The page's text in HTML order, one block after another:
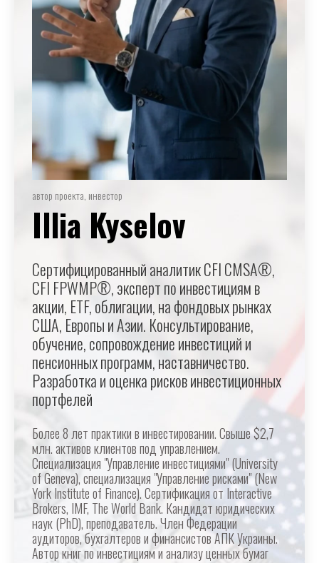
автор проекта, инвестор
Illia Kyselov
Сертифицированный аналитик CFI CMSA®,
CFI FPWMP®, эксперт по инвестициям в
акции, ETF, облигации, на фондовых рынках
США, Европы и Азии. Консультирование,
обучение, сопровождение инвестиций и
пенсионных программ, наставничество.
Разработка и оценка рисков инвестиционных
портфелей
Более 8 лет практики в инвестировании. Свыше $2,7
млн. активов клиентов под управлением.
Специализация "Управление инвестициями" (University
of Geneva), специализация "Управление рисками" (New
York Institute of Finance). Сертификация от Interactive
Brokers, IMF, The World Bank. Кандидат юридических
наук (PhD), преподаватель. Член Федерации
аудиторов, бухгалтеров и финансистов АПК Украины.
Автор книг по инвестициям и анализу ценных бумаг